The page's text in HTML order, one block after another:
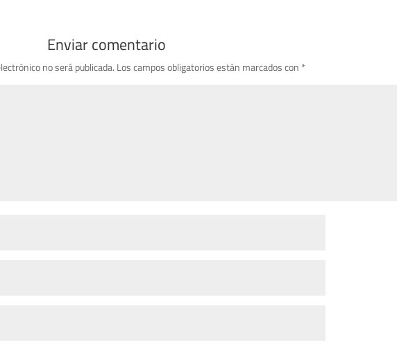
Enviar comentario
no será publicada. Los campos obligatorios están marcados con *